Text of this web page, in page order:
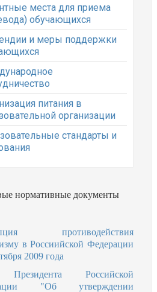
места для приема
обучающихся
и меры поддержки
питания в
организации
стандарты и
нормативные документы
противодействия
в Россиийской Федерации
2009 года
Российской
"Об утверждении